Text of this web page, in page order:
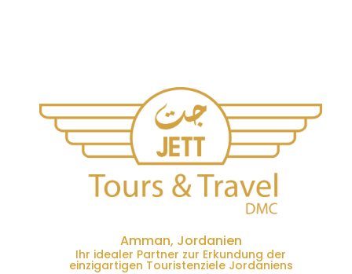
Amman, Jordanien
Ihr idealer Partner zur Erkundung der
einzigartigen Touristenziele Jordaniens